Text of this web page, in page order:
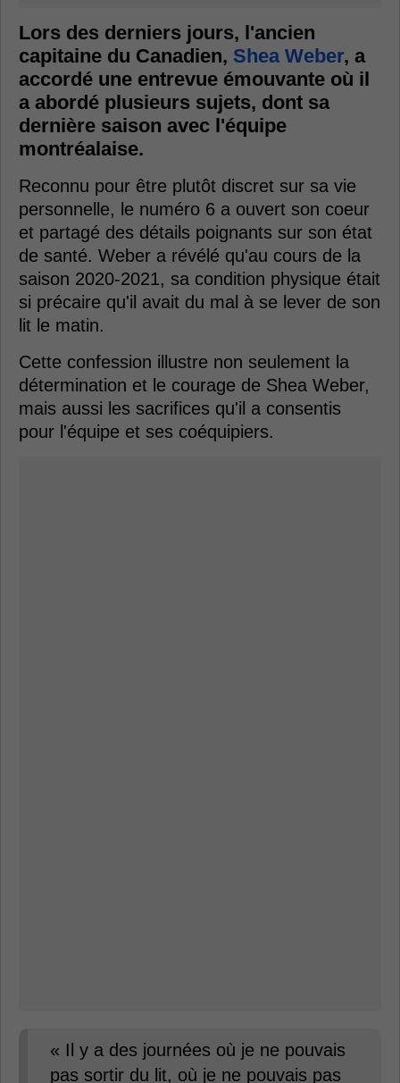
Lors des derniers jours, l'ancien
capitaine du Canadien, Shea Weber, a
accordé une entrevue émouvante où il
a abordé plusieurs sujets, dont sa
dernière saison avec l'équipe
montréalaise.
Reconnu pour être plutôt discret sur sa vie
personnelle, le numéro 6 a ouvert son coeur
et partagé des détails poignants sur son état
de santé. Weber a révélé qu'au cours de la
saison 2020-2021, sa condition physique était
si précaire qu'il avait du mal à se lever de son
lit le matin.
Cette confession illustre non seulement la
détermination et le courage de Shea Weber,
mais aussi les sacrifices qu'il a consentis
pour l'équipe et ses coéquipiers.
« Il y a des journées où je ne pouvais
pas sortir du lit, où je ne pouvais pas